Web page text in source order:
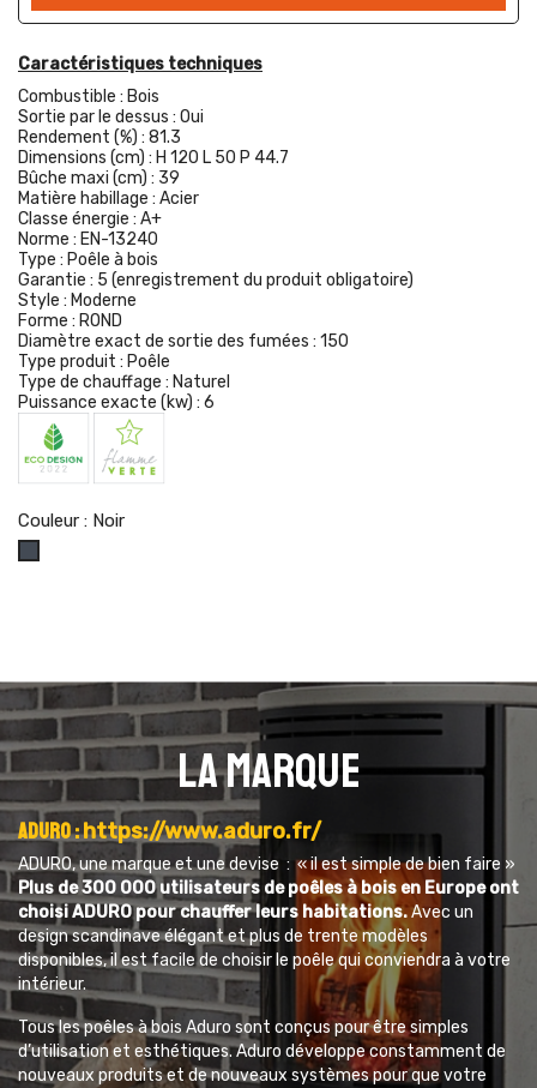
Caractéristiques techniques
Combustible : Bois
Sortie par le dessus : Oui
Rendement (%) : 81.3
Dimensions (cm) : H 120 L 50 P 44.7
Bûche maxi (cm) : 39
Matière habillage : Acier
Classe énergie : A+
Norme : EN-13240
Type : Poêle à bois
Garantie : 5 (enregistrement du produit obligatoire)
Style : Moderne
Forme : ROND
Diamètre exact de sortie des fumées : 150
Type produit : Poêle
Type de chauffage : Naturel
Puissance exacte (kw) : 6
Couleur : Noir
La marque
Aduro :https://www.aduro.fr/
ADURO, une marque et une devise : « il est simple de bien faire »
Plus de 300 000 utilisateurs de poêles à bois en Europe ont
choisi ADURO pour chauffer leurs habitations.Avec un
design scandinave élégant et plus de trente modèles
disponibles, il est facile de choisir le poêle qui conviendra à votre
intérieur.
Tous les poêles à bois Aduro sont conçus pour être simples
d’utilisation et esthétiques. Aduro développe constamment de
nouveaux produits et de nouveaux systèmes pour que votre